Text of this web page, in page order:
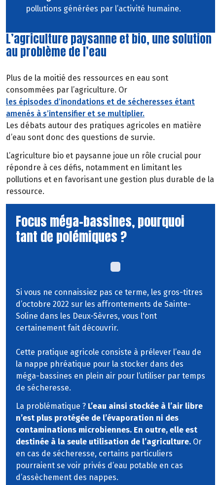
pollutions générées par l’activité humaine.
L’agriculture paysanne et bio, une solution
au problème de l’eau
Plus de la moitié des ressources en eau sont
consommées par l’agriculture. Or
les épisodes d’inondations et de sécheresses étant
amenés à s’intensifier et se multiplier.
Les débats autour des pratiques agricoles en matière
d’eau sont donc des questions de survie.
L’agriculture bio et paysanne joue un rôle crucial pour
répondre à ces défis, notamment en limitant les
pollutions et en favorisant une gestion plus durable de la
ressource.
Focus méga-bassines, pourquoi
tant de polémiques ?
Si vous ne connaissiez pas ce terme, les gros-titres
d’octobre 2022 sur les affrontements de Sainte-
Soline dans les Deux-Sèvres, vous l'ont
certainement fait découvrir.
Cette pratique agricole consiste à prélever l’eau de
la nappe phréatique pour la stocker dans des
méga-bassines en plein air pour l’utiliser par temps
de sécheresse.
La problématique ? L’eau ainsi stockée à l’air libre
n’est plus protégée de l’évaporation ni des
contaminations microbiennes. En outre, elle est
destinée à la seule utilisation de l’agriculture. Or
en cas de sécheresse, certains particuliers
pourraient se voir privés d’eau potable en cas
d’assèchement des nappes.